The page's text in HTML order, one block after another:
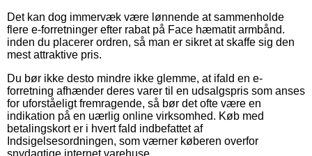
Det kan dog immervæk være lønnende at sammenholde
flere e-forretninger efter rabat på Face hæmatit armbånd.
inden du placerer ordren, så man er sikret at skaffe sig den
mest attraktive pris.
Du bør ikke desto mindre ikke glemme, at ifald en e-
forretning afhænder deres varer til en udsalgspris som anses
for uforståeligt fremragende, så bør det ofte være en
indikation på en uærlig online virksomhed. Køb med
betalingskort er i hvert fald indbefattet af
Indsigelsesordningen, som værner køberen overfor
snydagtige internet varehuse.